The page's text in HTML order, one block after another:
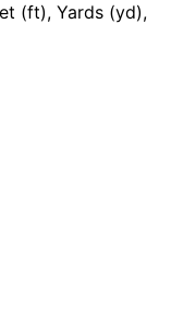
(ft), Yards (yd),